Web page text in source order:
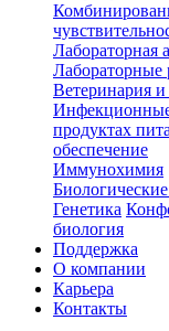
Лабораторная
Лабораторные
Ветеринария
Инфекционные
продуктах
обеспечение
Иммунохимия
Генетика
биология
Поддержка
О компании
Карьера
Контакты